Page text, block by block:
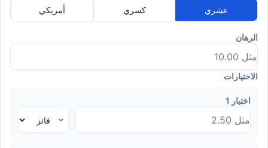
عشري كسري أمريكي
الرهان
الاختيارات
اختيار 1